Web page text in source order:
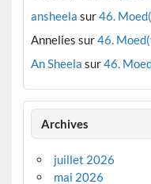
ansheela sur46.
Annelies sur46.
An Sheela sur46.
Archives
juillet 2026
mai 2026